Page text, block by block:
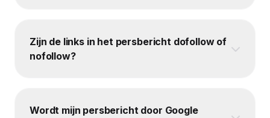
Zijn de links in het persbericht dofollow of
nofollow?
Wordt mijn persbericht door Google